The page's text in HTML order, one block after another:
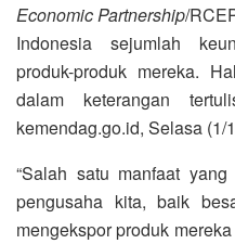
Economic Partnership/
Indonesia sejumlah
produk-produk mereka.
dalam keterangan
kemendag.go.id, Selasa (1/
“Salah satu manfaat
pengusaha kita, baik
mengekspor produk